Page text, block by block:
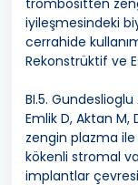
iyileşmesindeki
cerrahide
Rekonstrüktif ve
BI.5.
Emlik D, Aktan
zengin plazma
kökenli stromal
implantlar